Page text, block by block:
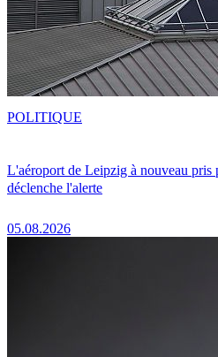
L'aéroport de Leipzig à nouveau pris
déclenche l'alerte
05.08.2026
POLITIQUE